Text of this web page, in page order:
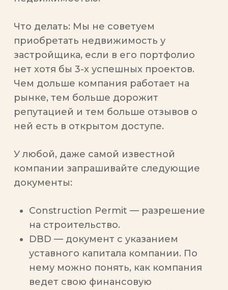
Что делать: Мы не советуем
приобретать недвижимость у
застройщика, если в его портфолио
нет хотя бы 3-х успешных проектов.
Чем дольше компания работает на
рынке, тем больше дорожит
репутацией и тем больше отзывов о
ней есть в открытом доступе.
У любой, даже самой известной
компании запрашивайте следующие
документы:
Construction Permit — разрешение
на строительство.
DBD — документ с указанием
уставного капитала компании. По
нему можно понять, как компания
ведет свою финансовую